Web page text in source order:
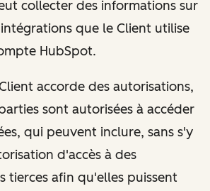
collecter des informations sur
que le Client utilise
HubSpot.
accorde des autorisations,
sont autorisées à accéder
qui peuvent inclure, sans s'y
d'accès à des
tierces afin qu'elles puissent